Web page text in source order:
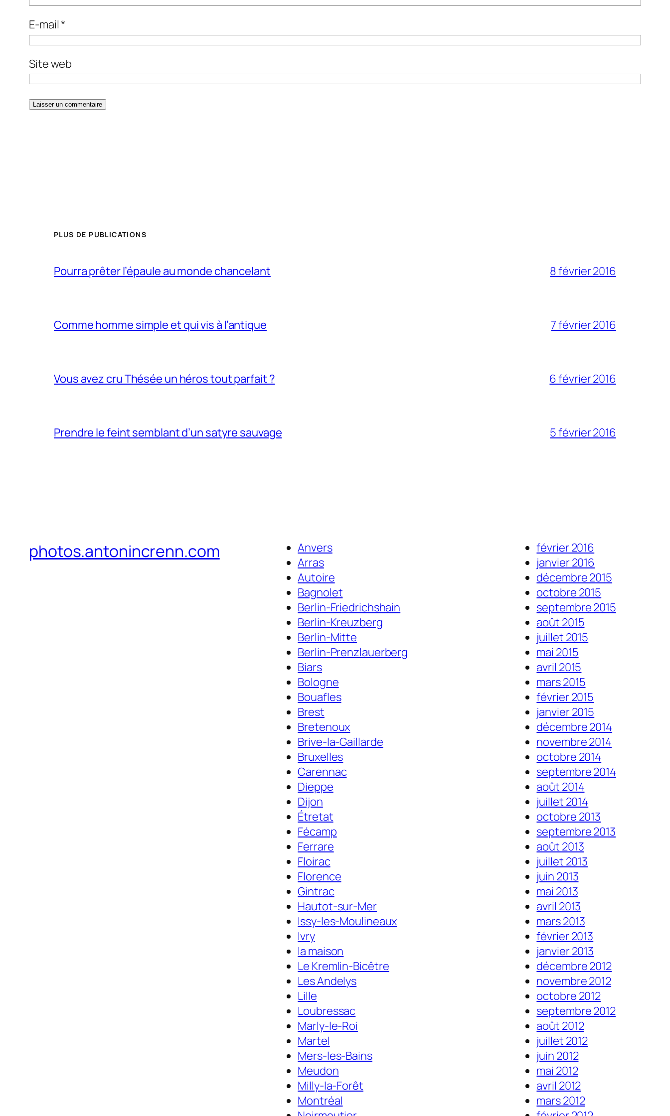
E-mail*
Site web
PLUS DE PUBLICATIONS
Pourra prêter l’épaule au monde chancelant 8 février 2016
Comme homme simple et qui vis à l’antique 7 février 2016
Vous avez cru Thésée un héros tout parfait ? 6 février 2016
Prendre le feint semblant d’un satyre sauvage 5 février 2016
photos.antonincrenn.com
Anvers
Arras
Autoire
Bagnolet
Berlin-Friedrichshain
Berlin-Kreuzberg
Berlin-Mitte
Berlin-Prenzlauerberg
Biars
Bologne
Bouafles
Brest
Bretenoux
Brive-la-Gaillarde
Bruxelles
Carennac
Dieppe
Dijon
Étretat
Fécamp
Ferrare
Floirac
Florence
Gintrac
Hautot-sur-Mer
Issy-les-Moulineaux
Ivry
la maison
Le Kremlin-Bicêtre
Les Andelys
Lille
Loubressac
Marly-le-Roi
Martel
Mers-les-Bains
Meudon
Milly-la-Forêt
Montréal
février 2016
janvier 2016
décembre 2015
octobre 2015
septembre 2015
août 2015
juillet 2015
mai 2015
avril 2015
mars 2015
février 2015
janvier 2015
décembre 2014
novembre 2014
octobre 2014
septembre 2014
août 2014
juillet 2014
octobre 2013
septembre 2013
août 2013
juillet 2013
juin 2013
mai 2013
avril 2013
mars 2013
février 2013
janvier 2013
décembre 2012
novembre 2012
octobre 2012
septembre 2012
août 2012
juillet 2012
juin 2012
mai 2012
avril 2012
mars 2012